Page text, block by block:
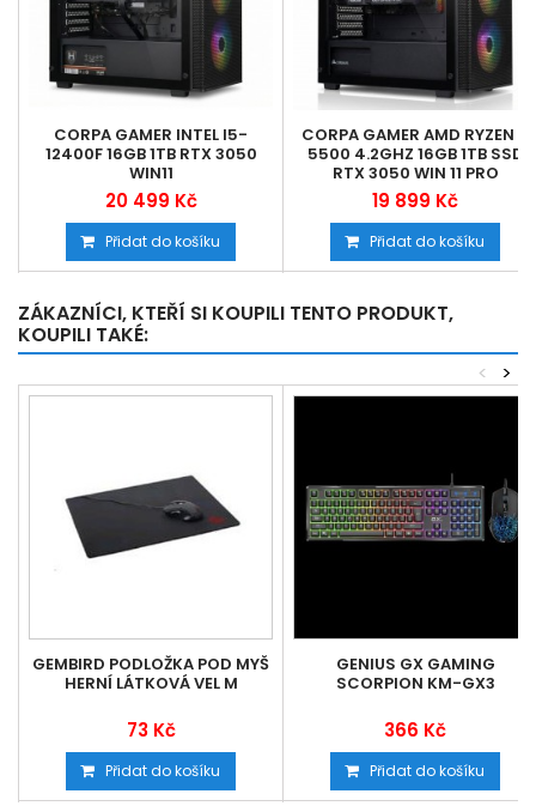
CORPA GAMER INTEL I5-
12400F 16GB 1TB RTX 3050
WIN11
20 499 Kč
Přidat do košíku
CORPA GAMER AMD RYZEN 5
5500 4.2GHZ 16GB 1TB SSD
RTX 3050 WIN 11 PRO
19 899 Kč
Přidat do košíku
ZÁKAZNÍCI, KTEŘÍ SI KOUPILI TENTO PRODUKT,
KOUPILI TAKÉ:
>
<
GEMBIRD PODLOŽKA POD MYŠ
HERNÍ LÁTKOVÁ VEL M
73 Kč
Přidat do košíku
GENIUS GX GAMING
SCORPION KM-GX3
366 Kč
Přidat do košíku